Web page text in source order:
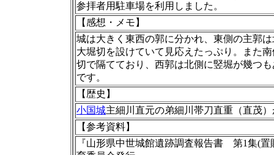
参拝者用駐車場を利用しました。
【感想・メモ】
城は大きく東西の郭に分かれ、東側の主郭
大堀切を設けていて見応えたっぷり。また
切で隔てており、西郭は北側に竪堀が幾つ
です。
【歴史】
小国城主細川直元の弟細川帯刀直重（直茂
【参考資料】
『山形県中世城館遺跡調査報告書 第1集(